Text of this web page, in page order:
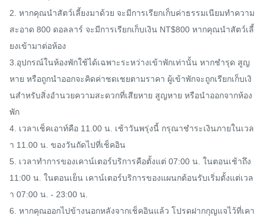
2. หากคุณนำสัตว์เลี้ยงมาด้วย จะมีการเรียกเก็บค่าธรรมเนียมทำความ
สะอาด 800 ดอลลาร์ จะมีการเรียกเก็บเงิน NT$800 หากคุณนำสัตว์เลี้
ยงเข้ามาต่อห้อง
3.อุปกรณ์ในห้องพักใช้ได้เฉพาะระหว่างเข้าพักเท่านั้น หากชำรุด สูญ
หาย หรือถูกนำออกจะคิดค่าชดเชยตามราคา ผู้เข้าพักจะถูกเรียกเก็บเงิ
นสำหรับสิ่งอำนวยความสะดวกที่เสียหาย สูญหาย หรือนำออกจากห้อง
พัก
4. เวลาเช็คเอาท์คือ 11.00 น. เช้าวันพรุ่งนี้ กรุณาชำระเงินภายในเวล
า 11.00 น. ของวันถัดไปที่เช็คอิน
5. เวลาทำการของเคาน์เตอร์บริการคือตั้งแต่ 07:00 น. ในตอนเช้าถึง
11:00 น. ในตอนเย็น เคาน์เตอร์บริการของแผนกต้อนรับเริ่มตั้งแต่เวล
า 07:00 น. - 23:00 น.
6. หากคุณออกไปข้างนอกหลังจากเช็คอินแล้ว โปรดฝากกุญแจไว้ที่เคา